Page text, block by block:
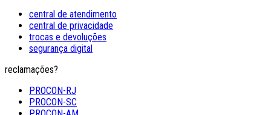
central de atendimento
central de privacidade
trocas e devoluções
segurança digital
reclamações?
PROCON-RJ
PROCON-SC